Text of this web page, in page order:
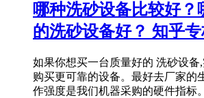
哪种洗砂设备比较好？
的洗砂设备好？ 知乎
如果你想买一台质量好的 洗砂设备
购买更可靠的设备。最好去厂家的
作强度是我们机器采购的硬件指标